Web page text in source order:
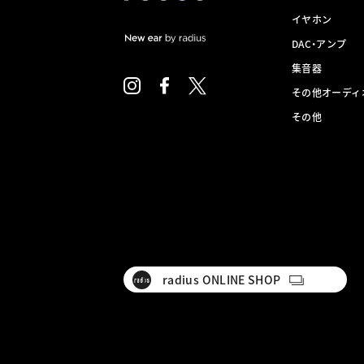
イヤホン
DAC・アンプ
集音器
その他オーディ
その他
radius ONLINE SHOP